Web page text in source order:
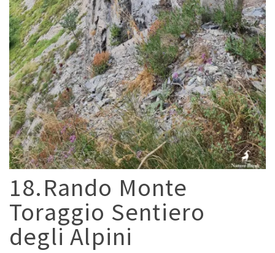
18.Rando Monte
Toraggio Sentiero
degli Alpini